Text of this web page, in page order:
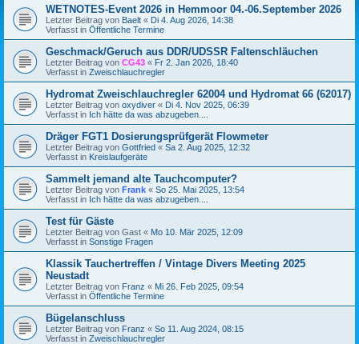
WETNOTES-Event 2026 in Hemmoor 04.-06.September 2026
Letzter Beitrag von Baelt « Di 4. Aug 2026, 14:38
Verfasst in Öffentliche Termine
Geschmack/Geruch aus DDR/UDSSR Faltenschläuchen
Letzter Beitrag von CG43 « Fr 2. Jan 2026, 18:40
Verfasst in Zweischlauchregler
Hydromat Zweischlauchregler 62004 und Hydromat 66 (62017)
Letzter Beitrag von oxydiver « Di 4. Nov 2025, 06:39
Verfasst in Ich hätte da was abzugeben....
Dräger FGT1 Dosierungsprüfgerät Flowmeter
Letzter Beitrag von Gottfried « Sa 2. Aug 2025, 12:32
Verfasst in Kreislaufgeräte
Sammelt jemand alte Tauchcomputer?
Letzter Beitrag von Frank « So 25. Mai 2025, 13:54
Verfasst in Ich hätte da was abzugeben....
Test für Gäste
Letzter Beitrag von Gast « Mo 10. Mär 2025, 12:09
Verfasst in Sonstige Fragen
Klassik Tauchertreffen / Vintage Divers Meeting 2025
Neustadt
Letzter Beitrag von Franz « Mi 26. Feb 2025, 09:54
Verfasst in Öffentliche Termine
Bügelanschluss
Letzter Beitrag von Franz « So 11. Aug 2024, 08:15
Verfasst in Zweischlauchregler